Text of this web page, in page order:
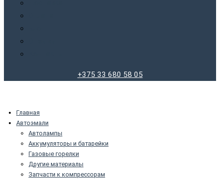
+375 33 680 58 05
Главная
Автоэмали
Автолампы
Аккумуляторы и батарейки
Газовые горелки
Другие материалы
Запчасти к компрессорам